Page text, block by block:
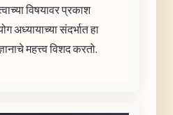
विषयावर प्रकाश
अध्यायाच्या संदर्भात हा
महत्त्व विशद करतो.